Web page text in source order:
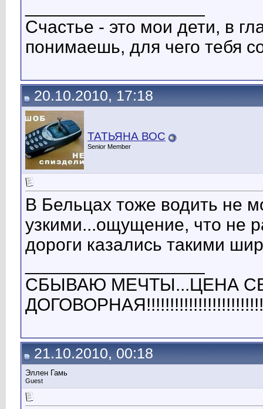
Счастье - это мои дети, в
понимаешь, для чего тебя
20.10.2010, 17:18
ТАТЬЯНА ВОС
Senior Member
В Бельцах тоже водить не
узкими...ощущение, что не
дороги казались такими
СБЫВАЮ МЕЧТЫ...ЦЕНА
21.10.2010, 00:18
Эллен Гамь
Guest